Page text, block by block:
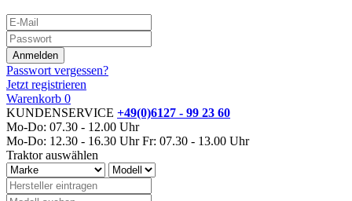
Passwort vergessen?
Jetzt registrieren
Warenkorb 0
KUNDENSERVICE +49(0)6127 - 99 23 60
Mo-Do: 07.30 - 12.00 Uhr
Mo-Do: 12.30 - 16.30 Uhr Fr: 07.30 - 13.00 Uhr
Traktor auswählen